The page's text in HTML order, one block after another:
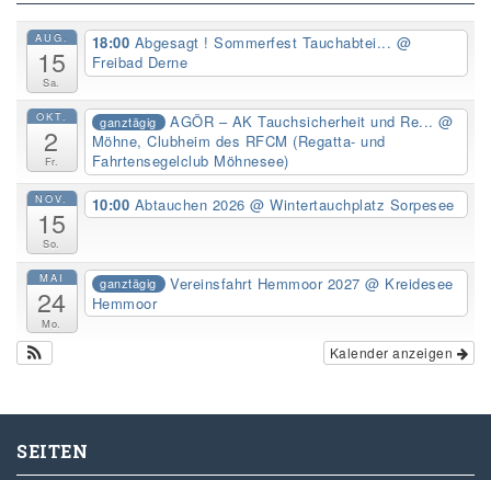
AUG.
15
Sa.
18:00 Abgesagt ! Sommerfest Tauchabtei... @
Freibad Derne
OKT.
2
Fr.
ganztägig AGÖR – AK Tauchsicherheit und Re...@
Möhne, Clubheim des RFCM (Regatta- und
Fahrtensegelclub Möhnesee)
NOV.
15
So.
10:00 Abtauchen 2026@ Wintertauchplatz Sorpesee
MAI
24
Mo.
ganztägig Vereinsfahrt Hemmoor 2027@ Kreidesee
Hemmoor
Kalender anzeigen
SEITEN